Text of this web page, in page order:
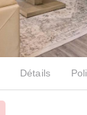
Détails